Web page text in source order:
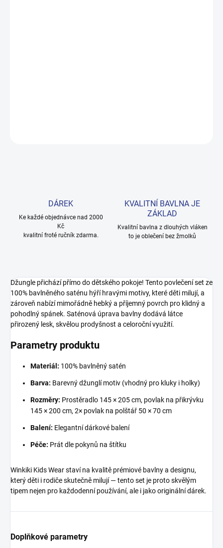
DÁREK
Ke každé objednávce nad 2000
Kč
kvalitní froté ručník zdarma.
KVALITNÍ BAVLNA JE
ZÁKLAD
Kvalitní bavlna z dlouhých vláken
to je oblečení bez žmolků
Džungle přichází přímo do dětského pokoje! Tento povlečení set ze
100% bavlněného saténu hýří hravými motivy, které děti milují, a
zároveň nabízí mimořádně hebký a příjemný povrch pro klidný a
pohodlný spánek. Saténová úprava bavlny dodává látce
přirozený lesk, skvělou prodyšnost a celoroční využití.
Parametry produktu
Materiál: 100% bavlněný satén
Barva: Barevný džunglí motiv (vhodný pro kluky i holky)
Rozměry: Prostěradlo 145 × 205 cm, povlak na přikrývku
145 × 200 cm, 2× povlak na polštář 50 × 70 cm
Balení: Elegantní dárkové balení
Péče: Prát dle pokynů na štítku
Winkiki Kids Wear staví na kvalitě prémiové bavlny a designu,
který děti i rodiče skutečně milují — tento set je proto skvělým
tipem nejen pro každodenní používání, ale i jako originální dárek.
Doplňkové parametry